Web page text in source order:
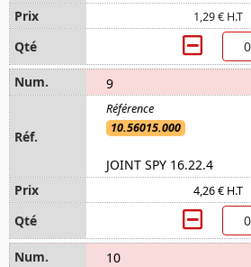
1,29 € H.T
9
10.56015.000
JOINT SPY 16.22.4
4,26 € H.T
10